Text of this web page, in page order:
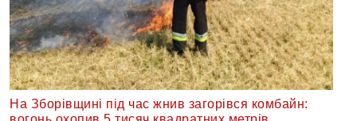
На Зборівщині під час жнив загорівся комбайн: